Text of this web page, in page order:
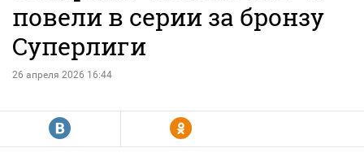
повели в серии за бронзу
Суперлиги
26 апреля 2026 16:44
R Y